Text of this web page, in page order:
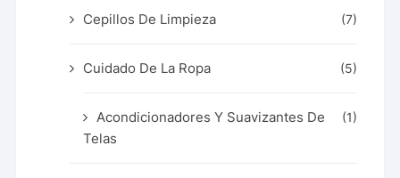
Cepillos De Limpieza (7)
Cuidado De La Ropa (5)
Acondicionadores Y Suavizantes De
Telas
(1)